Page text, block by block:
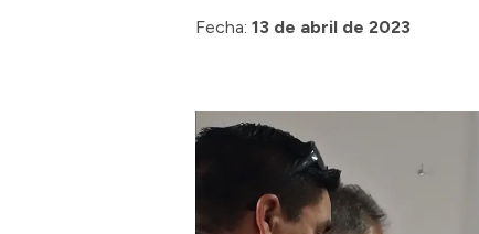
Fecha: 13 de abril de 2023